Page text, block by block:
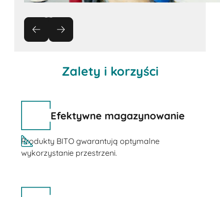
Zalety i korzyści
Efektywne magazynowanie
Produkty BITO gwarantują optymalne
wykorzystanie przestrzeni.